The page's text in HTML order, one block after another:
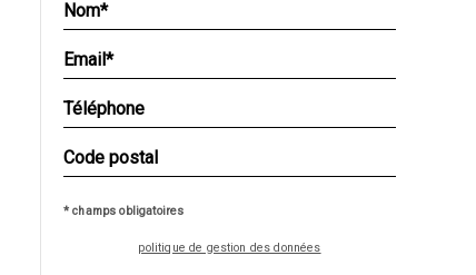
* champs obligatoires
politique de gestion des données